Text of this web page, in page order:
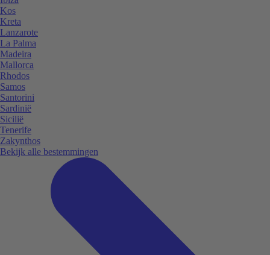
Kos
Kreta
Lanzarote
La Palma
Madeira
Mallorca
Rhodos
Samos
Santorini
Sardinië
Sicilië
Tenerife
Zakynthos
Bekijk alle bestemmingen